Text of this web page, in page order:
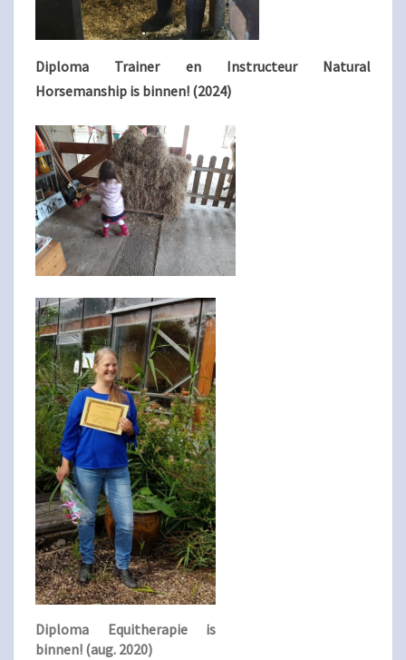
Diploma Trainer en Instructeur Natural
Horsemanship is binnen! (2024)
Diploma Equitherapie is
binnen! (aug. 2020)